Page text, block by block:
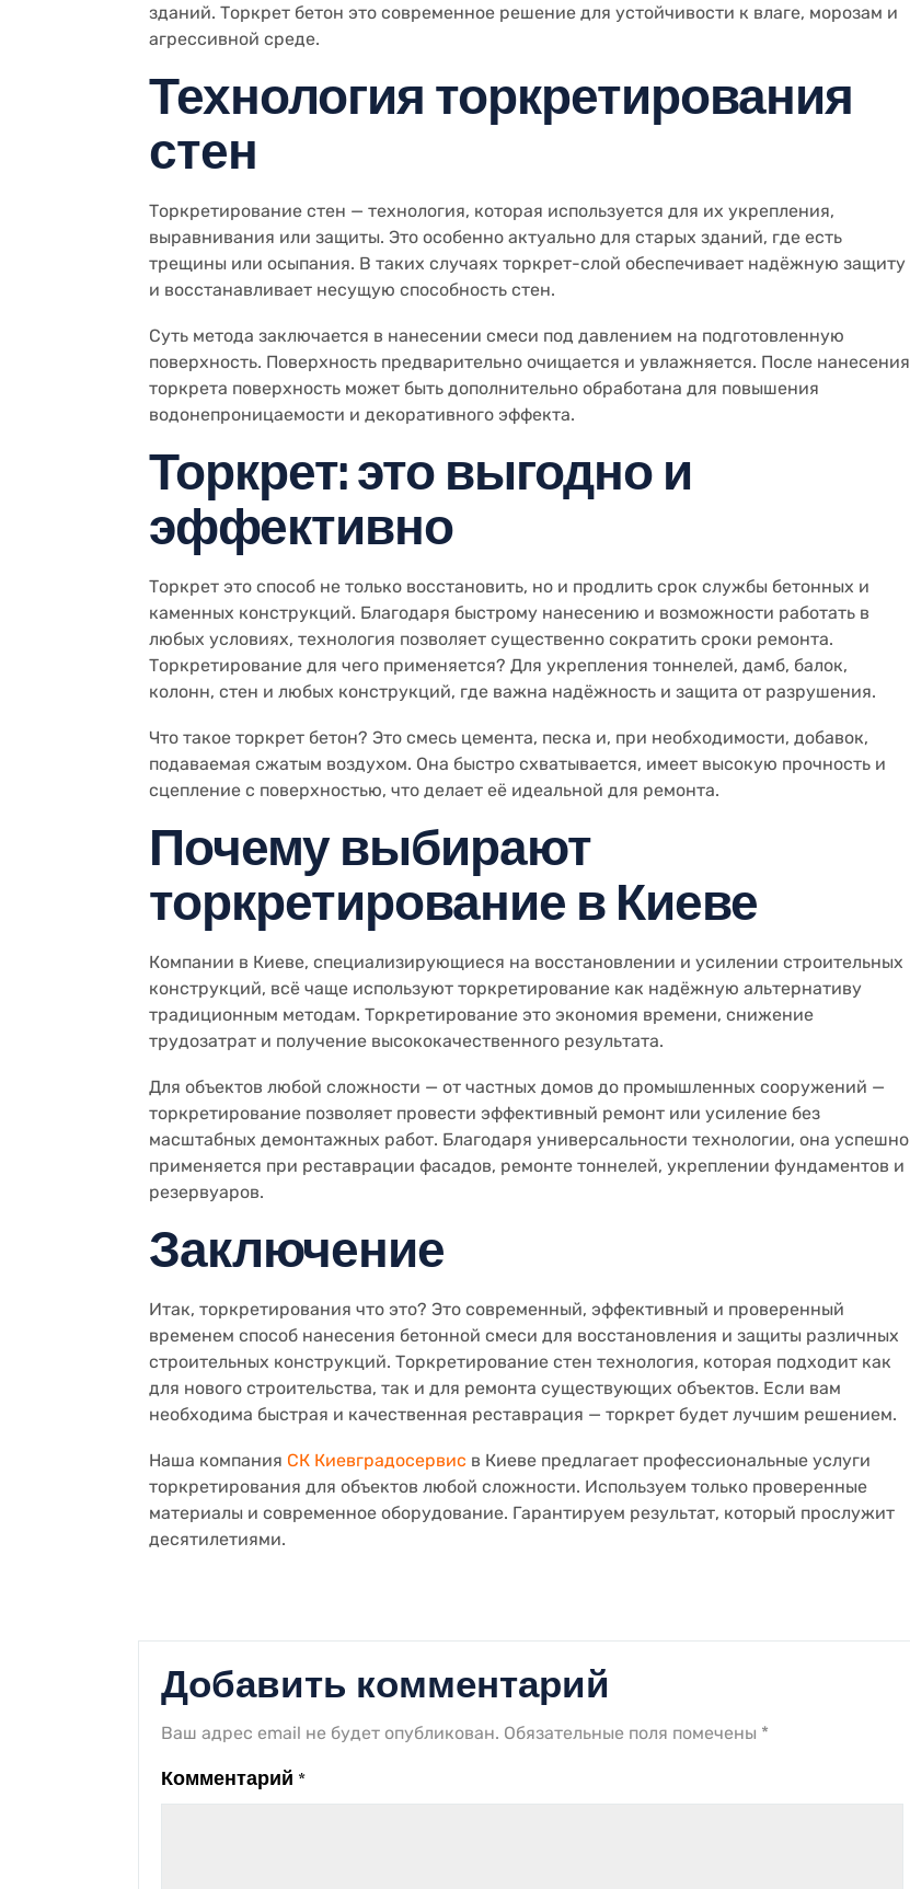
зданий. Торкрет бетон это современное решение для устойчивости к влаге, морозам и
агрессивной среде.
Технология торкретирования
стен
Торкретирование стен — технология, которая используется для их укрепления,
выравнивания или защиты. Это особенно актуально для старых зданий, где есть
трещины или осыпания. В таких случаях торкрет-слой обеспечивает надёжную защиту
и восстанавливает несущую способность стен.
Суть метода заключается в нанесении смеси под давлением на подготовленную
поверхность. Поверхность предварительно очищается и увлажняется. После нанесения
торкрета поверхность может быть дополнительно обработана для повышения
водонепроницаемости и декоративного эффекта.
Торкрет: это выгодно и
эффективно
Торкрет это способ не только восстановить, но и продлить срок службы бетонных и
каменных конструкций. Благодаря быстрому нанесению и возможности работать в
любых условиях, технология позволяет существенно сократить сроки ремонта.
Торкретирование для чего применяется? Для укрепления тоннелей, дамб, балок,
колонн, стен и любых конструкций, где важна надёжность и защита от разрушения.
Что такое торкрет бетон? Это смесь цемента, песка и, при необходимости, добавок,
подаваемая сжатым воздухом. Она быстро схватывается, имеет высокую прочность и
сцепление с поверхностью, что делает её идеальной для ремонта.
Почему выбирают
торкретирование в Киеве
Компании в Киеве, специализирующиеся на восстановлении и усилении строительных
конструкций, всё чаще используют торкретирование как надёжную альтернативу
традиционным методам. Торкретирование это экономия времени, снижение
трудозатрат и получение высококачественного результата.
Для объектов любой сложности — от частных домов до промышленных сооружений —
торкретирование позволяет провести эффективный ремонт или усиление без
масштабных демонтажных работ. Благодаря универсальности технологии, она успешно
применяется при реставрации фасадов, ремонте тоннелей, укреплении фундаментов и
резервуаров.
Заключение
Итак, торкретирования что это? Это современный, эффективный и проверенный
временем способ нанесения бетонной смеси для восстановления и защиты различных
строительных конструкций. Торкретирование стен технология, которая подходит как
для нового строительства, так и для ремонта существующих объектов. Если вам
необходима быстрая и качественная реставрация — торкрет будет лучшим решением.
Наша компания СК Киевградосервис в Киеве предлагает профессиональные услуги
торкретирования для объектов любой сложности. Используем только проверенные
материалы и современное оборудование. Гарантируем результат, который прослужит
десятилетиями.
Добавить комментарий
Ваш адрес email не будет опубликован. Обязательные поля помечены *
Комментарий *